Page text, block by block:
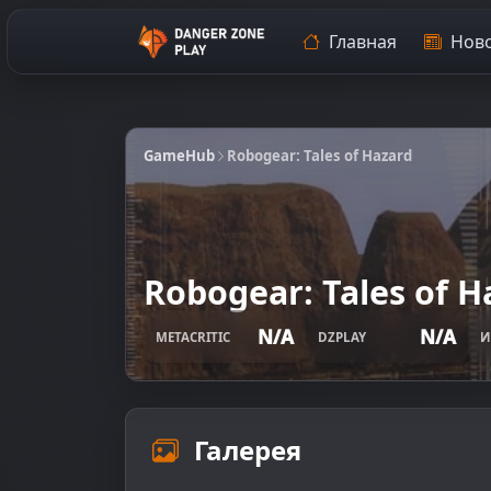
Главная
GameHub Robogear: Tales of Hazard
Robogear: Tales of
METACRITIC N/A DZPLAY N/A
Галерея